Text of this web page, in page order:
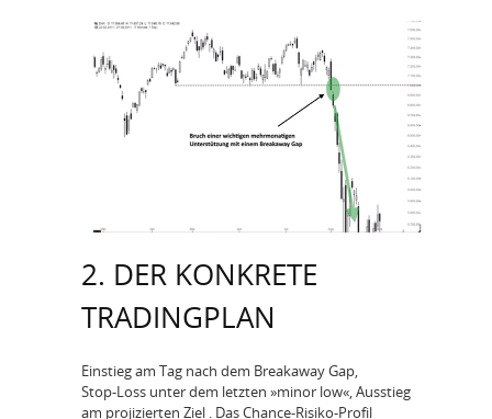
2. DER KONKRETE
TRADINGPLAN
Einstieg am Tag nach dem Breakaway Gap,
Stop‑Loss unter dem letzten »minor low«, Ausstieg
am projizierten Ziel . Das Chance‑Risiko‑Profil